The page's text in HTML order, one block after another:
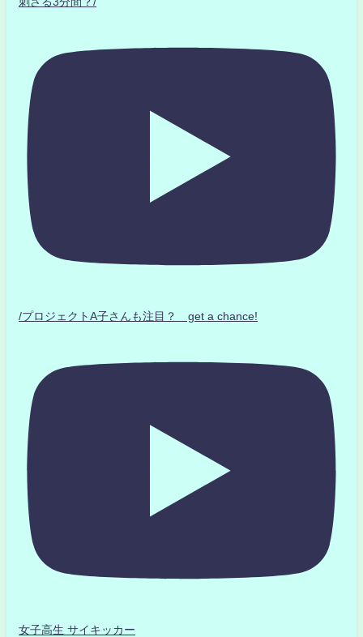
/プロジェクトA子さんも注目？ get a chance!
女子高生 サイキッカー